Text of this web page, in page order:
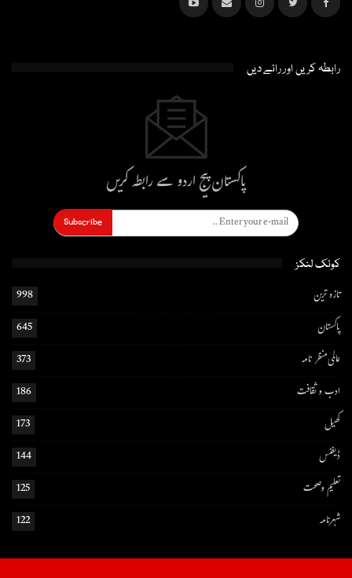
رابطہ کریں اور رائے دیں
پاکستان پیج اردو سے رابطہ کریں
Subscribe
کوئک لنکز
تازہ ترین
998
پاکستان
645
عالمی منظر نامہ
373
ادب و ثقافت
186
کھیل
173
ڈیفنس
144
تعلیم و صحت
125
شہرنامہ
122